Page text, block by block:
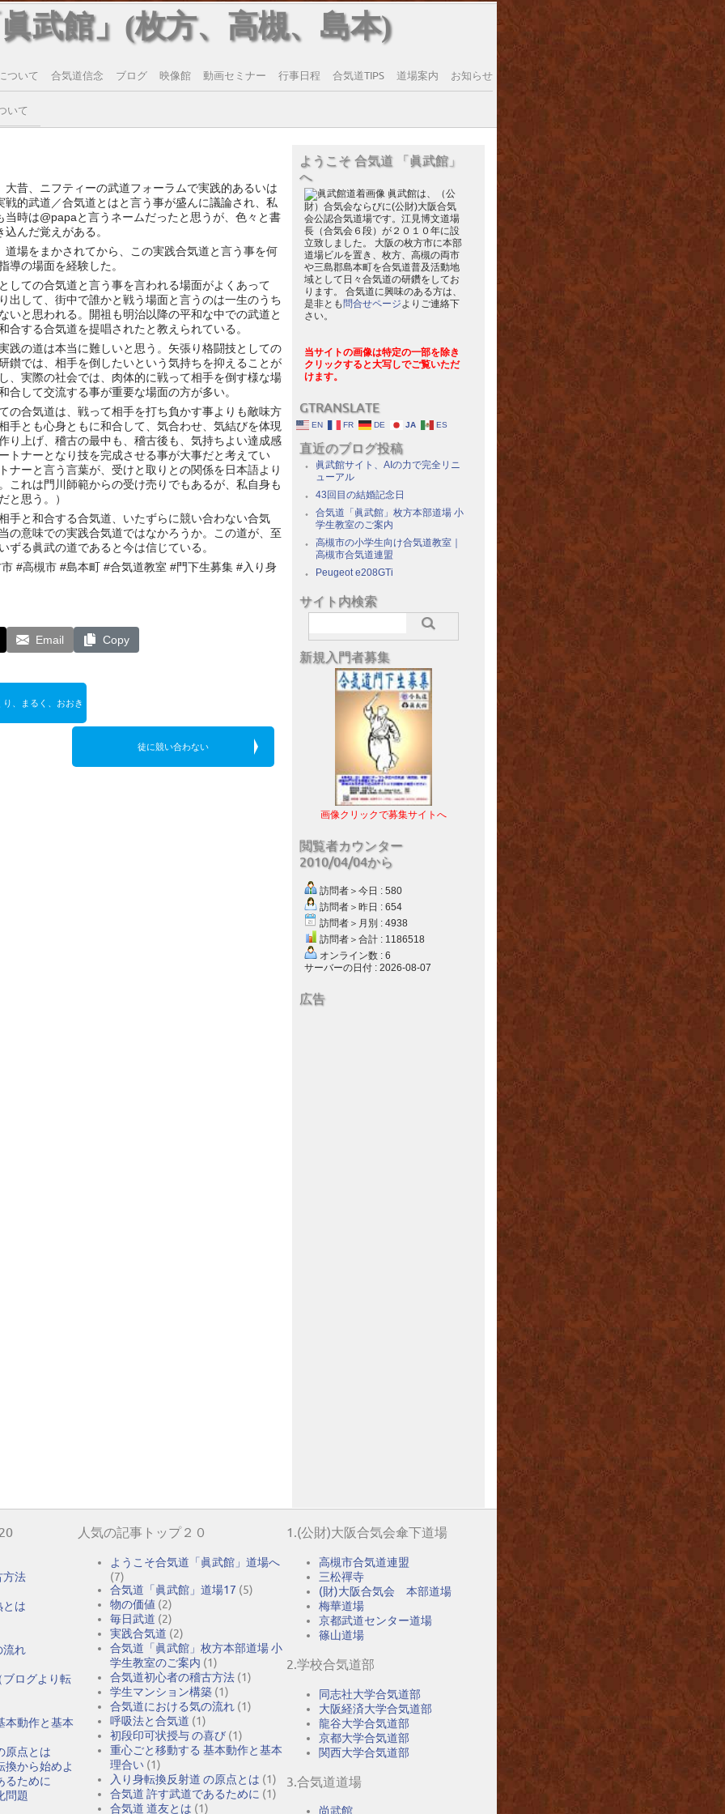
武館」(枚方、高槻、島本)
ついて 合気道信念 ブログ 映像館 動画セミナー 行事日程 合気道TIPS 道場案内 お知らせ
いて
大昔、ニフティーの武道フォーラムで実践的あるいは
戦的武道／合気道とはと言う事が盛んに議論され、私
当時は@papaと言うネームだったと思うが、色々と書
込んだ覚えがある。
道場をまかされてから、この実践合気道と言う事を何
導の場面を経験した。
しての合気道と言う事を言われる場面がよくあって
出して、街中で誰かと戦う場面と言うのは一生のうち
いと思われる。開祖も明治以降の平和な中での武道と
合する合気道を提唱されたと教えられている。
践の道は本当に難しいと思う。矢張り格闘技としての
鑚では、相手を倒したいという気持ちを抑えることが
、実際の社会では、肉体的に戦って相手を倒す様な場
合して交流する事が重要な場面の方が多い。
の合気道は、戦って相手を打ち負かす事よりも敵味方
手とも心身ともに和合して、気合わせ、気結びを体現
り上げ、稽古の最中も、稽古後も、気持ちよい達成感
トナーとなり技を完成させる事が大事だと考えてい
ナーと言う言葉が、受けと取りとの関係を日本語より
これは門川師範からの受け売りでもあるが、私自身も
と思う。）
手と和合する合気道、いたずらに競い合わない合気
の意味での実践合気道ではなかろうか。この道が、至
ずる眞武の道であると今は信じている。
#高槻市 #島本町 #合気道教室 #門下生募集 #入り身
Email Copy
、まるく、おおき
徒に競い合わない
ようこそ 合気道 「眞武館」
へ
眞武館は、（公
財）合気会ならびに(公財)大阪合気
会公認合気道場です。江見博文道場
長（合気会６段）が２０１０年に設
立致しました。 大阪の枚方市に本部
道場ビルを置き、枚方、高槻の両市
や三島郡島本町を合気道普及活動地
域として日々合気道の研鑽をしてお
ります。 合気道に興味のある方は、
是非とも 問合せページよりご連絡下
さい。
当サイトの画像は特定の一部を除き
クリックすると大写しでご覧いただ
けます。
GTRANSLATE
EN FR DE JA ES
直近のブログ投稿
眞武館サイト、AIの力で完全リニ
ューアル
43回目の結婚記念日
合気道「眞武館」枚方本部道場 小
学生教室のご案内
高槻市の小学生向け合気道教室｜
高槻市合気道連盟
Peugeot e208GTi
サイト内検索
新規入門者募集
画像クリックで募集サイトへ
閲覧者カウンター
2010/04/04から
訪問者＞今日 : 580
訪問者＞昨日 : 654
訪問者＞月別 : 4938
訪問者＞合計 : 1186518
オンライン数 : 6
サーバーの日付 : 2026-08-07
広告
方法
とは
流れ
ログより転
本動作と基本
原点とは
換から始めよ
るために
問題
人気の記事トップ２０
ようこそ合気道「眞武館」道場へ
(7)
合気道「眞武館」道場17 (5)
物の価値 (2)
毎日武道 (2)
実践合気道 (2)
合気道「眞武館」枚方本部道場 小
学生教室のご案内 (1)
合気道初心者の稽古方法 (1)
学生マンション構築 (1)
合気道における気の流れ (1)
呼吸法と合気道 (1)
初段印可状授与 の喜び (1)
重心ごと移動する 基本動作と基本
理合い (1)
入り身転換反射道 の原点とは (1)
合気道 許す武道であるために (1)
合気道 道友とは (1)
1.(公財)大阪合気会傘下道場
高槻市合気道連盟
三松禪寺
(財)大阪合気会 本部道場
梅華道場
京都武道センター道場
篠山道場
2.学校合気道部
同志社大学合気道部
大阪経済大学合気道部
龍谷大学合気道部
京都大学合気道部
関西大学合気道部
3.合気道道場
尚武館